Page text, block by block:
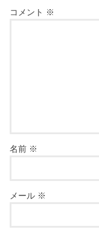
コメント ※
名前 ※
メール ※